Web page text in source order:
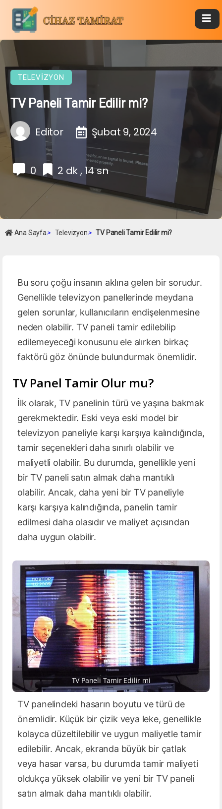
TELEVIZYON
TV Paneli Tamir Edilir mi?
Editor Şubat 9, 2024
0 2 dk , 14 sn
Ana Sayfa> Televizyon> TV Paneli Tamir Edilir mi?
Bu soru çoğu insanın aklına gelen bir sorudur.
Genellikle televizyon panellerinde meydana
gelen sorunlar, kullanıcıların endişelenmesine
neden olabilir. TV paneli tamir edilebilip
edilemeyeceği konusunu ele alırken birkaç
faktörü göz önünde bulundurmak önemlidir.
TV Panel Tamir Olur mu?
İlk olarak, TV panelinin türü ve yaşına bakmak
gerekmektedir. Eski veya eski model bir
televizyon paneliyle karşı karşıya kalındığında,
tamir seçenekleri daha sınırlı olabilir ve
maliyetli olabilir. Bu durumda, genellikle yeni
bir TV paneli satın almak daha mantıklı
olabilir. Ancak, daha yeni bir TV paneliyle
karşı karşıya kalındığında, panelin tamir
edilmesi daha olasıdır ve maliyet açısından
daha uygun olabilir.
TV Paneli Tamir Edilir mi
TV panelindeki hasarın boyutu ve türü de
önemlidir. Küçük bir çizik veya leke, genellikle
kolayca düzeltilebilir ve uygun maliyetle tamir
edilebilir. Ancak, ekranda büyük bir çatlak
veya hasar varsa, bu durumda tamir maliyeti
oldukça yüksek olabilir ve yeni bir TV paneli
satın almak daha mantıklı olabilir.